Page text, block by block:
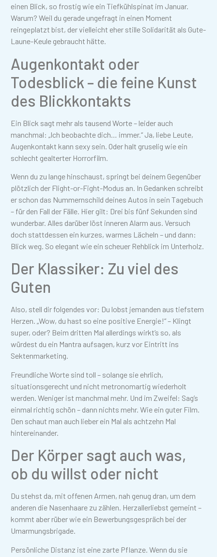
einen Blick, so frostig wie ein Tiefkühlspinat im Januar.
Warum? Weil du gerade ungefragt in einen Moment
reingeplatzt bist, der vielleicht eher stille Solidarität als Gute-
Laune-Keule gebraucht hätte.
Augenkontakt oder
Todesblick – die feine Kunst
des Blickkontakts
Ein Blick sagt mehr als tausend Worte – leider auch
manchmal: „Ich beobachte dich… immer.“ Ja, liebe Leute,
Augenkontakt kann sexy sein. Oder halt gruselig wie ein
schlecht gealterter Horrorfilm.
Wenn du zu lange hinschaust, springt bei deinem Gegenüber
plötzlich der Flight-or-Fight-Modus an. In Gedanken schreibt
er schon das Nummernschild deines Autos in sein Tagebuch
– für den Fall der Fälle. Hier gilt: Drei bis fünf Sekunden sind
wunderbar. Alles darüber löst inneren Alarm aus. Versuch
doch stattdessen ein kurzes, warmes Lächeln – und dann:
Blick weg. So elegant wie ein scheuer Rehblick im Unterholz.
Der Klassiker: Zu viel des
Guten
Also, stell dir folgendes vor: Du lobst jemanden aus tiefstem
Herzen. „Wow, du hast so eine positive Energie!“ – Klingt
super, oder? Beim dritten Mal allerdings wirkt’s so, als
würdest du ein Mantra aufsagen, kurz vor Eintritt ins
Sektenmarketing.
Freundliche Worte sind toll – solange sie ehrlich,
situationsgerecht und nicht metronomartig wiederholt
werden. Weniger ist manchmal mehr. Und im Zweifel: Sag’s
einmal richtig schön – dann nichts mehr. Wie ein guter Film.
Den schaut man auch lieber ein Mal als achtzehn Mal
hintereinander.
Der Körper sagt auch was,
ob du willst oder nicht
Du stehst da, mit offenen Armen, nah genug dran, um dem
anderen die Nasenhaare zu zählen. Herzallerliebst gemeint –
kommt aber rüber wie ein Bewerbungsgespräch bei der
Umarmungsbrigade.
Persönliche Distanz ist eine zarte Pflanze. Wenn du sie